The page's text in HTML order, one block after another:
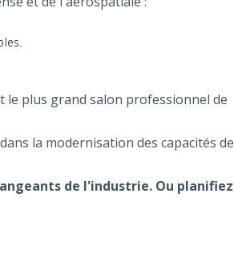
le plus grand salon professionnel de
la modernisation des capacités de
de l'industrie. Ou planifiez